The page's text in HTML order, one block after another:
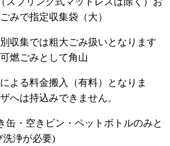
みで指定収集袋（大）
収集では粗大ごみ扱いとなります
燃ごみとして角山
よる料金搬入（有料）となりま
へは持込みできません。
缶・空きビン・ペットボトルのみと
洗浄が必要)